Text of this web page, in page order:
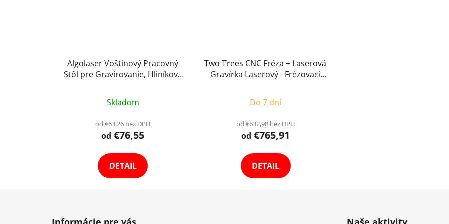
Algolaser Voštinový Pracovný
Stôl pre Gravírovanie, Hliníková
hodnotenie
produktu
je
z
Skladom
od €63,26 bez DPH
od €76,55
DETAIL
Two Trees CNC Fréza + Laserová
Gravírka Laserový - Frézovací
Do 7 dní
od €632,98 bez DPH
od €765,91
DETAIL